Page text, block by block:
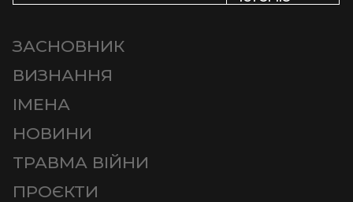
ЗАСНОВНИК
ВИЗНАННЯ
ІМЕНА
НОВИНИ
ТРАВМА ВІЙНИ
ПРОЄКТИ